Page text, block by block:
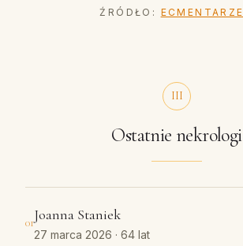
ŹRÓDŁO: ECMENTARZE
III
Ostatnie nekrologi
01Joanna Staniek
27 marca 2026 · 64 lat